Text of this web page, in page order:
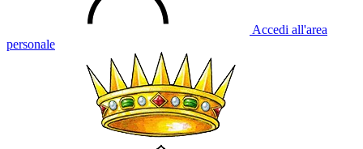
Accedi all'area
personale